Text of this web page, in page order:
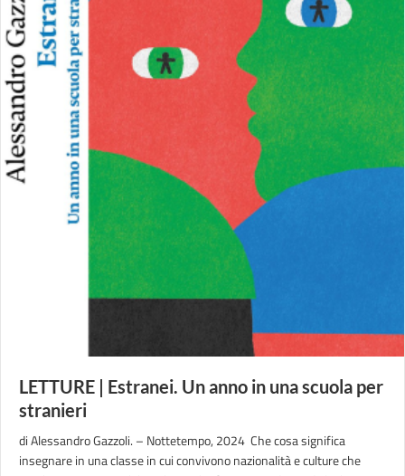
LETTURE | Estranei. Un anno in una scuola per
stranieri
di Alessandro Gazzoli. – Nottetempo, 2024 Che cosa significa
insegnare in una classe in cui convivono nazionalità e culture che